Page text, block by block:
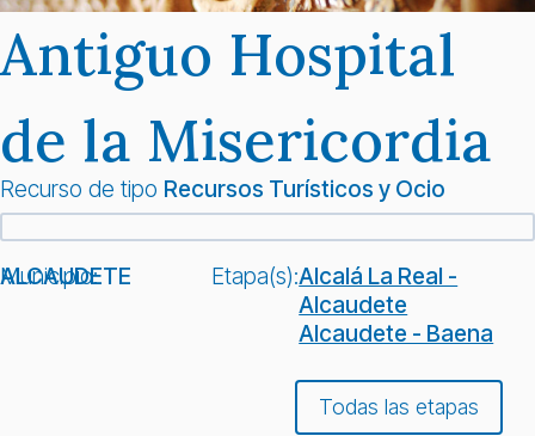
Antiguo Hospital
de la Misericordia
Recurso de tipo Recursos Turísticos y Ocio
Municipio:
ALCAUDETE Etapa(s):Alcalá La Real -
Alcaudete
Alcaudete - Baena
Todas las etapas